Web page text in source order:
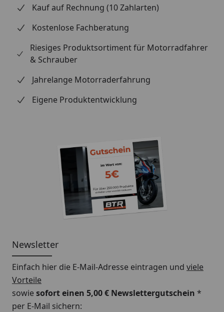
Satz (2 Stück) Zubehör: Nicht im Lieferumfang
Kauf auf Rechnung (10 Zahlarten)
Kostenlose Fachberatung
Riesiges Produktsortiment für Motorradfahrer
& Schrauber
Jahrelange Motorraderfahrung
Eigene Produktentwicklung
Newsletter
Einfach hier die E-Mail-Adresse eintragen und viele
Vorteile
sowiesofort einen 5,00 € Newslettergutschein *
per E-Mail sichern: